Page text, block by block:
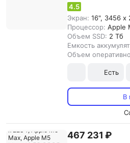
DDR5, 2 Тб, Mac OS]
4.5
Экран: 16", 3456 x
Процессор: Apple
Объем SSD: 2 Тб
Емкость
Объем
Есть
В
467 231 ₽